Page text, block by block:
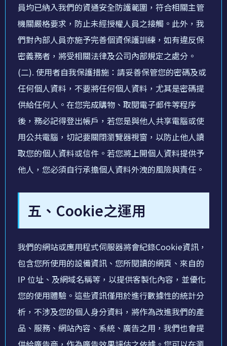
員均已納入我們的資通安全防護範圍，符合相關主管
機關嚴格要求，防止未經授權人員之接觸。此外，我
們對內部人員亦施予完善個資保護訓練，如有違反保
密義務者，將受相關法律及公司內部規定之處分。
(二). 使用者自我保護措施：請妥善保管您的密碼及或
任何個人資料，不要將任何個人資料，尤其是密碼提
供給任何人。在您完成購物、取閱電子郵件等程序
後，務必記得登出帳戶，若您是與他人共享電腦或使
用公共電腦，切記要關閉瀏覽器視窗，以防止他人讀
取您的個人資料或信件。若您將上開個人資料提供予
他人，您必須自行承擔個人資料外洩的風險與責任。
五、Cookie之運用
我們的網站或應用程式伺服器將會紀錄Cookie資訊，
包含您所使用的設備資訊、您所閱讀的網頁、來自的
IP 位址、及網域名稱等，以提供客製化內容，並優化
您的使用體驗。這些資訊僅⽤於進⾏數據性的統計分
析，不涉及您的個⼈⾝分資料，將作為改進我們的產
品、服務、網站內容、系統、廣告之⽤，我們也會提